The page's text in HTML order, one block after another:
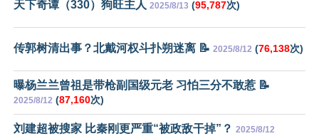
天下奇谭（330）狗旺主人 2025/8/13 (95,787次)
传郭树清出事？北戴河权斗扑朔迷离 📝 2025/8/12 (76,138次)
曝杨兰兰曾祖是带枪副国级元老 习怕三分不敢惹 📝
2025/8/12 (87,160次)
刘建超被搜家 比秦刚更严重“被政敌干掉”？ 2025/8/12